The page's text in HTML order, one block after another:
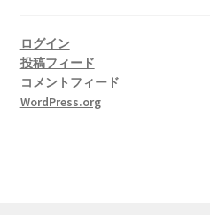
ログイン
投稿フィード
コメントフィード
WordPress.org